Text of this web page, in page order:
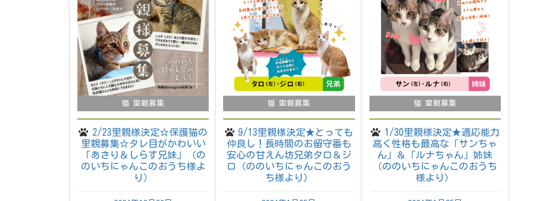
猫 里親募集
2/23里親様決定☆保護猫の
里親募集☆タレ目がかわいい
「あさり＆しらす兄妹」（の
のいちにゃんこのおうち様よ
り）
猫 里親募集
9/13里親様決定★とっても
仲良し！長時間のお留守番も
安心の甘えん坊兄弟タロ＆ジ
ロ（ののいちにゃんこのおう
ち様より）
猫 里親募集
1/30里親様決定★適応能力
高く性格も最高な「サンちゃ
ん」＆「ルナちゃん」姉妹
（ののいちにゃんこのおうち
様より）